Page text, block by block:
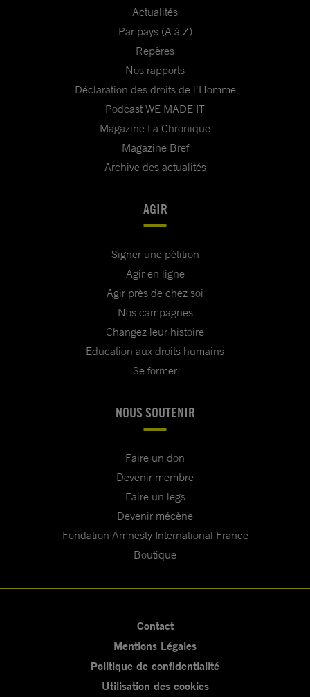
Actualités
Par pays (A à Z)
Repères
Nos rapports
Déclaration des droits de l'Homme
Podcast WE MADE IT
Magazine La Chronique
Magazine Bref
Archive des actualités
AGIR
Signer une pétition
Agir en ligne
Agir près de chez soi
Nos campagnes
Changez leur histoire
Education aux droits humains
Se former
NOUS SOUTENIR
Faire un don
Devenir membre
Faire un legs
Devenir mécène
Fondation Amnesty International France
Boutique
Contact
Mentions Légales
Politique de confidentialité
Utilisation des cookies